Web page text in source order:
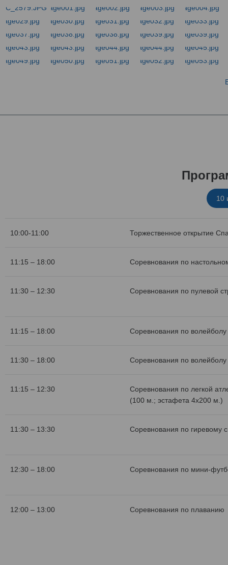
10
10:00-11:00 Торжественное открытие
11:15 – 18:00 Соревнования по
11:30 – 12:30 Соревнования по пулевой
11:15 – 18:00 Соревнования по
11:30 – 18:00 Соревнования по
11:15 – 12:30
Соревнования по легкой
(100 м.; эстафета 4х200 м.)
11:30 – 13:30 Соревнования по гиревому
12:30 – 18:00 Соревнования по мини-
12:00 – 13:00 Соревнования по плаванию